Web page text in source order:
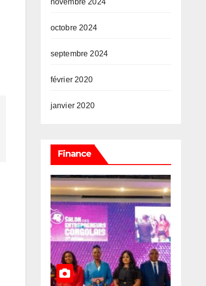
novembre 2024
octobre 2024
septembre 2024
février 2020
janvier 2020
Finance